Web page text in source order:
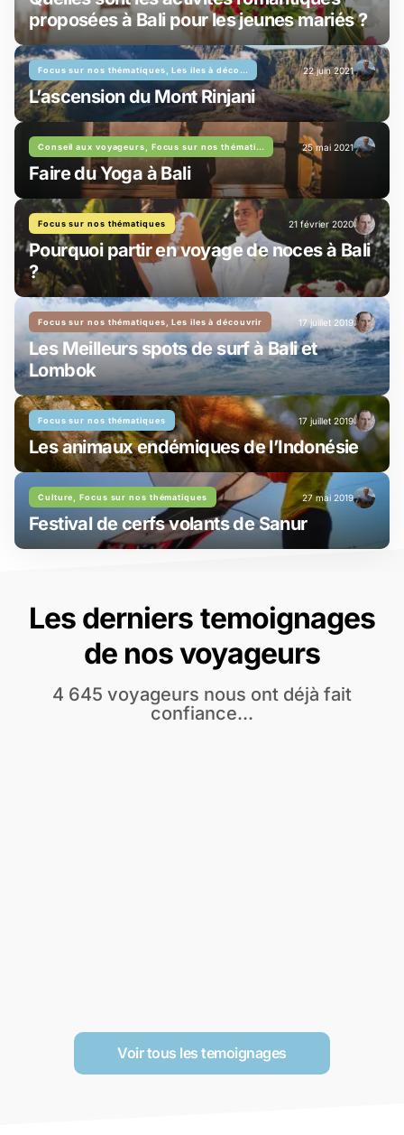
proposées à Bali pour les jeunes mariés ?
Focus sur nos thématiques, Les iles à découvrir
L’ascension du Mont Rinjani
22 juin 2021
Conseil aux voyageurs, Focus sur nos thématiques
Faire du Yoga à Bali
25 mai 2021
Focus sur nos thématiques
Pourquoi partir en voyage de noces à Bali
?
21 février 2020
Focus sur nos thématiques, Les iles à découvrir
Les Meilleurs spots de surf à Bali et
Lombok
17 juillet 2019
Focus sur nos thématiques
Les animaux endémiques de l’Indonésie
17 juillet 2019
Culture, Focus sur nos thématiques
Festival de cerfs volants de Sanur
27 mai 2019
Les derniers temoignages
de nos voyageurs
4 645 voyageurs nous ont déjà fait
confiance...
Voir tous les temoignages